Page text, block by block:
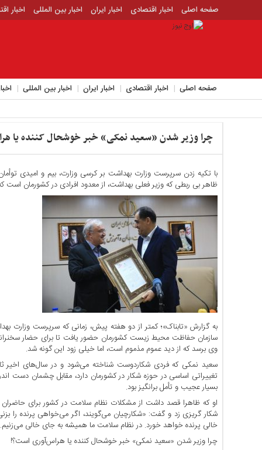
صفحه اصلی اخبار اقتصادی اخبار ایران اخبار بین المللی
اخبار
اخبار جدید
اخبار حوادث
صفحه اصلی اخبار اقتصادی اخبار ایران اخبار بین المللی
صفحه
اقتصادی
چرا وزیر شدن «سعید نمکی» خبر خوشحال کننده یا
با تکیه زدن سرپرست وزارت بهداشت بر کرسی وزارت، بیم و امیدی
ظاهر بی ربطی که وزیر فعلی بهداشت، از معدود افرادی در کشورمان است
به گزارش «تابناک»؛ کمتر از دو هفته پیش، زمانی که سرپرست
سازمان حفاظت محیط زیست کشورمان حضور یافت تا برای حضار
وی برسد که از دید عموم مذموم است، اما خیلی زود این گونه شد.
سعید نمکی که فردی شکاردوست شناخته می‌شود و در سال‌های اخیر
تغییراتی اساسی در حوزه شکار در کشورمان دارد، مقابل چشمان دست
بسیار عجیب و تأمل برانگیز بود.
او که ظاهرا قصد داشت از مشکلات نظام سلامت در کشور برای
شکار گریزی زد و گفت: «شکارچیان می‌گویند، اگر می‌خواهی پرنده را
خالی پرنده خواهد خورد. در نظام سلامت ما همیشه به جای خالی
چرا وزیر شدن «سعید نمکی» خبر خوشحال کننده یا هراس‌آوری است؟!